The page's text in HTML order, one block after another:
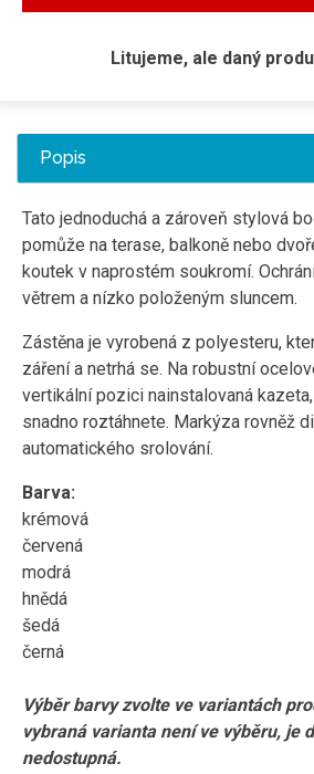
Litujeme, ale daný
Popis
Tato jednoduchá a zároveň stylová
pomůže na terase, balkoně nebo
koutek v naprostém soukromí.
větrem a nízko položeným sluncem.
Zástěna je vyrobená z polyesteru,
záření a netrhá se. Na robustní
vertikální pozici nainstalovaná
snadno roztáhnete. Markýza rovněž
automatického srolování.
Barva:
krémová
červená
modrá
hnědá
šedá
černá
Výběr barvy zvolte ve variantách
vybraná varianta není ve výběru, je
nedostupná.